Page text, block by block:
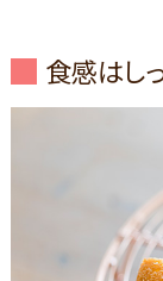
食感はし